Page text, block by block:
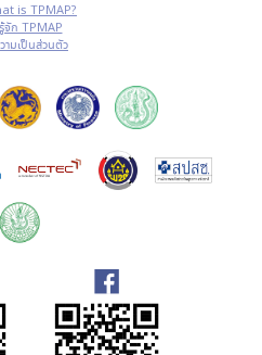
is TPMAP?
รู้จัก TPMAP
ามเป็นส่วนตัว